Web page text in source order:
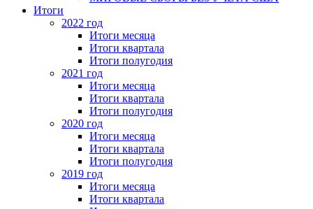
Итоги
2022 год
Итоги месяца
Итоги квартала
Итоги полугодия
2021 год
Итоги месяца
Итоги квартала
Итоги полугодия
2020 год
Итоги месяца
Итоги квартала
Итоги полугодия
2019 год
Итоги месяца
Итоги квартала